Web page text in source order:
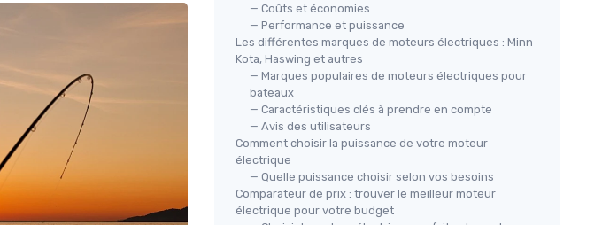
— Coûts et économies
— Performance et puissance
Les différentes marques de moteurs électriques : Minn
Kota, Haswing et autres
— Marques populaires de moteurs électriques pour
bateaux
— Caractéristiques clés à prendre en compte
— Avis des utilisateurs
Comment choisir la puissance de votre moteur
électrique
— Quelle puissance choisir selon vos besoins
Comparateur de prix : trouver le meilleur moteur
électrique pour votre budget